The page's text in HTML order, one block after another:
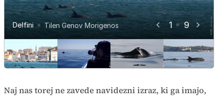
1 9
Delfini Tilen Genov Morigenos
Delfini Tilen Genov Morigenos
Delfini Tilen Genov Morigenos
Delfini Tilen Genov Morigenos
Delfini Tilen Genov Morigenos
Delfini Tilen Genov Morigenos
Delfini Tilen Genov Morigenos
Delfini Tilen Genov Morigenos
Delfini Tilen Genov Morigenos
Naj nas torej ne zavede navidezni izraz, ki ga imajo,